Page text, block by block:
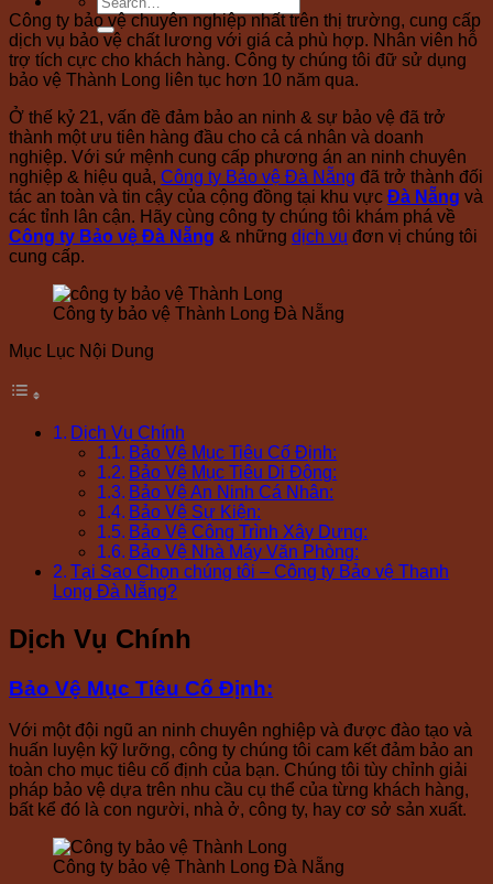
Công ty bảo vệ chuyên nghiệp nhất trên thị trường, cung cấp
dịch vụ bảo vệ chất lương với giá cả phù hợp. Nhân viên hỗ
trợ tích cực cho khách hàng. Công ty chúng tôi đữ sử dụng
bảo vệ Thành Long liên tục hơn 10 năm qua.
Ở thế kỷ 21, vấn đề đảm bảo an ninh & sự bảo vệ đã trở
thành một ưu tiên hàng đầu cho cả cá nhân và doanh
nghiệp. Với sứ mệnh cung cấp phương án an ninh chuyên
nghiệp & hiệu quả, Công ty Bảo vệ Đà Nẵng đã trở thành đối
tác an toàn và tin cậy của cộng đồng tại khu vực Đà Nẵng và
các tỉnh lân cận. Hãy cùng công ty chúng tôi khám phá về
Công ty Bảo vệ Đà Nẵng & những dịch vụ đơn vị chúng tôi
cung cấp.
Công ty bảo vệ Thành Long Đà Nẵng
Mục Lục Nội Dung
Dịch Vụ Chính
Bảo Vệ Mục Tiêu Cố Định:
Bảo Vệ Mục Tiêu Di Động:
Bảo Vệ An Ninh Cá Nhân:
Bảo Vệ Sự Kiện:
Bảo Vệ Công Trình Xây Dựng:
Bảo Vệ Nhà Máy Văn Phòng:
Tại Sao Chọn chúng tôi – Công ty Bảo vệ Thanh
Long Đà Nẵng?
Dịch Vụ Chính
Bảo Vệ Mục Tiêu Cố Định:
Với một đội ngũ an ninh chuyên nghiệp và được đào tạo và
huấn luyện kỹ lưỡng, công ty chúng tôi cam kết đảm bảo an
toàn cho mục tiêu cố định của bạn. Chúng tôi tùy chỉnh giải
pháp bảo vệ dựa trên nhu cầu cụ thể của từng khách hàng,
bất kể đó là con người, nhà ở, công ty, hay cơ sở sản xuất.
Công ty bảo vệ Thành Long Đà Nẵng